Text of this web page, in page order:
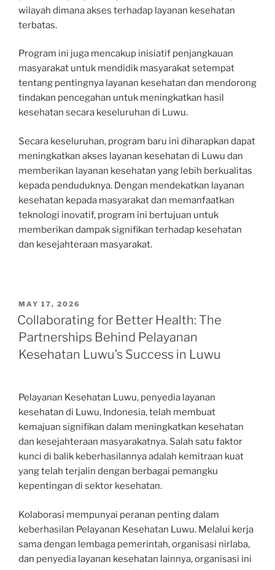
wilayah dimana akses terhadap layanan kesehatan
terbatas.
Program ini juga mencakup inisiatif penjangkauan
masyarakat untuk mendidik masyarakat setempat
tentang pentingnya layanan kesehatan dan mendorong
tindakan pencegahan untuk meningkatkan hasil
kesehatan secara keseluruhan di Luwu.
Secara keseluruhan, program baru ini diharapkan dapat
meningkatkan akses layanan kesehatan di Luwu dan
memberikan layanan kesehatan yang lebih berkualitas
kepada penduduknya. Dengan mendekatkan layanan
kesehatan kepada masyarakat dan memanfaatkan
teknologi inovatif, program ini bertujuan untuk
memberikan dampak signifikan terhadap kesehatan
dan kesejahteraan masyarakat.
POSTED
ON
MAY 17, 2026
Collaborating for Better Health: The
Partnerships Behind Pelayanan
Kesehatan Luwu’s Success in Luwu
Pelayanan Kesehatan Luwu, penyedia layanan
kesehatan di Luwu, Indonesia, telah membuat
kemajuan signifikan dalam meningkatkan kesehatan
dan kesejahteraan masyarakatnya. Salah satu faktor
kunci di balik keberhasilannya adalah kemitraan kuat
yang telah terjalin dengan berbagai pemangku
kepentingan di sektor kesehatan.
Kolaborasi mempunyai peranan penting dalam
keberhasilan Pelayanan Kesehatan Luwu. Melalui kerja
sama dengan lembaga pemerintah, organisasi nirlaba,
dan penyedia layanan kesehatan lainnya, organisasi ini